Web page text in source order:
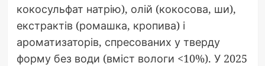
кокосульфат натрію), олій (кокосова, ши),
екстрактів (ромашка, кропива) і
ароматизаторів, спресованих у тверду
форму без води (вміст вологи <10%). У 2025